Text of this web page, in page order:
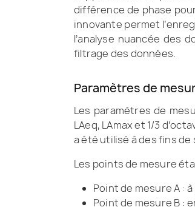
différence de phase
innovante permet
l’analyse nuancée des
filtrage des données.
Paramètres de
Les paramètres de
LAeq, LAmax et 1/3
a été utilisé à des fins
Les points de mesure
Point de mesure A :
Point de mesure B :